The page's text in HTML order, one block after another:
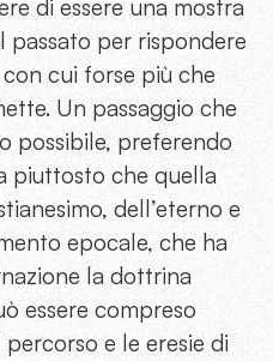
di essere una mostra
passato per rispondere
cui forse più che
Un passaggio che
possibile, preferendo
piuttosto che quella
dell’eterno e
epocale, che ha
la dottrina
essere compreso
e le eresie di